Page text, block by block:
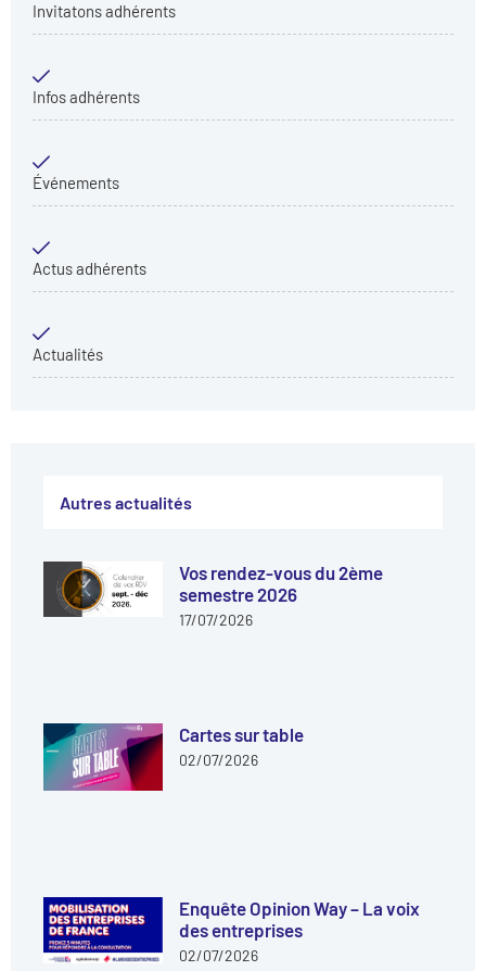
Invitatons adhérents
Infos adhérents
Événements
Actus adhérents
Actualités
Autres actualités
Vos rendez-vous du 2ème
semestre 2026
17/07/2026
Cartes sur table
02/07/2026
Enquête Opinion Way – La voix
des entreprises
02/07/2026